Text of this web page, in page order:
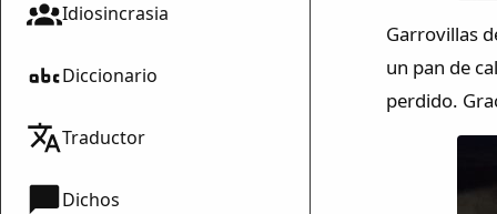
Idiosincrasia
Diccionario
Traductor
Dichos
Garrovillas
un pan de
perdido.